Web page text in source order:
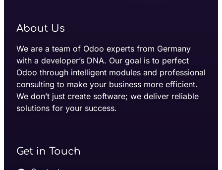
About Us
We are a team of Odoo experts from Germany
with a developer’s DNA. Our goal is to perfect
Odoo through intelligent modules and professional
consulting to make your business more efficient.
We don’t just create software; we deliver reliable
solutions for your success.
Get in Touch